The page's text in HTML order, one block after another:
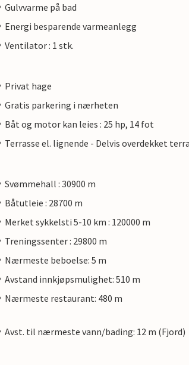
Gulvvarme på bad
Energi besparende varmeanlegg
Ventilator : 1 stk.
Privat hage
Gratis parkering i nærheten
Båt og motor kan leies : 25 hp, 14 fot
Terrasse el. lignende - Delvis overdekket
Svømmehall : 30900 m
Båtutleie : 28700 m
Merket sykkelsti 5-10 km : 120000 m
Treningssenter : 29800 m
Nærmeste beboelse: 5 m
Avstand innkjøpsmulighet: 510 m
Nærmeste restaurant: 480 m
Avst. til nærmeste vann/bading: 12 m (Fjord)